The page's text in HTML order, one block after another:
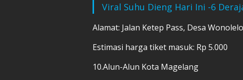
Viral Suhu Dieng Hari Ini -6
Alamat: Jalan Ketep Pass, Desa
Estimasi harga tiket masuk: Rp 5.000
10.Alun-Alun Kota Magelang